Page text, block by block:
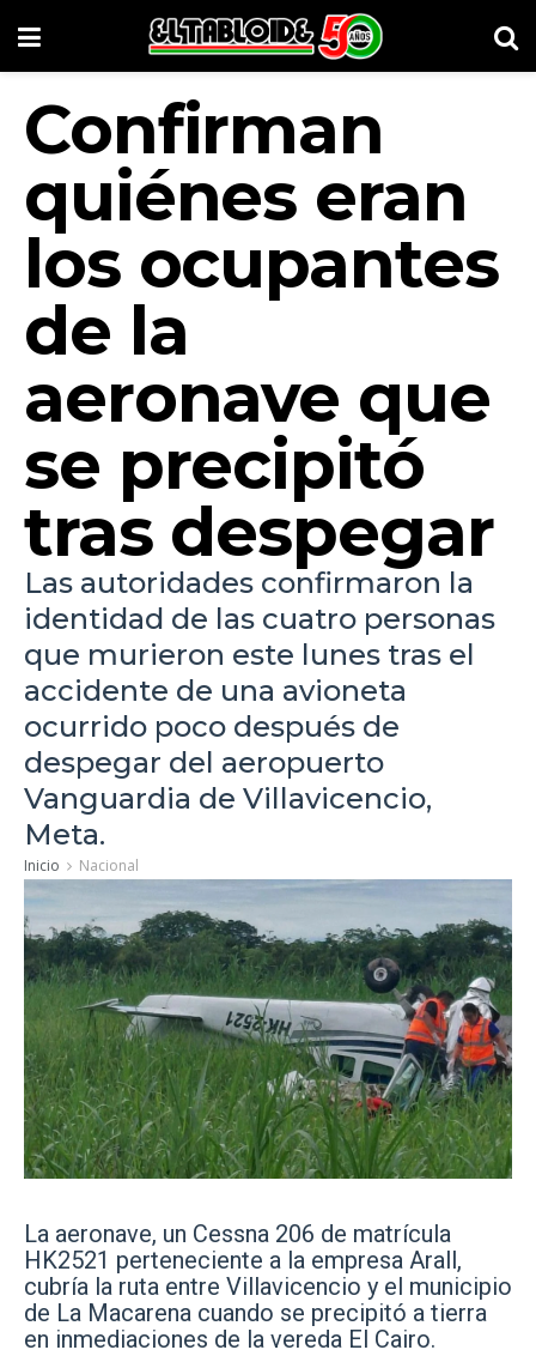
Confirman
quiénes eran
los ocupantes
de la
aeronave que
se precipitó
tras despegar
Las autoridades confirmaron la
identidad de las cuatro personas
que murieron este lunes tras el
accidente de una avioneta
ocurrido poco después de
despegar del aeropuerto
Vanguardia de Villavicencio,
Meta.
Inicio Nacional
La aeronave, un Cessna 206 de matrícula
HK2521 perteneciente a la empresa Arall,
cubría la ruta entre Villavicencio y el municipio
de La Macarena cuando se precipitó a tierra
en inmediaciones de la vereda El Cairo.